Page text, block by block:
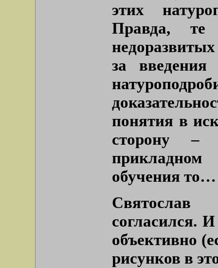
этих
Правда,
недоразвитых
за введения
понятия в
сторону –
обучения то…
согласился.
объективно
рисунков в